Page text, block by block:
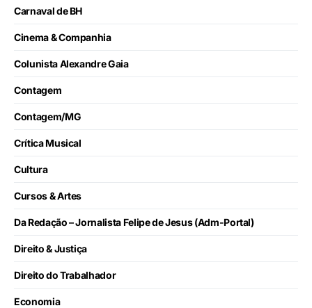
Carnaval de BH
Cinema & Companhia
Colunista Alexandre Gaia
Contagem
Contagem/MG
Crítica Musical
Cultura
Cursos & Artes
Da Redação – Jornalista Felipe de Jesus (Adm-Portal)
Direito & Justiça
Direito do Trabalhador
Economia